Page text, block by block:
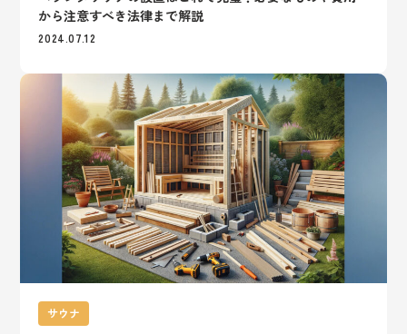
から注意すべき法律まで解説
2024.07.12
サウナ